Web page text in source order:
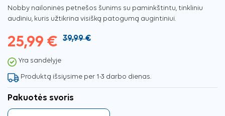
Nobby nailoninės petnešos šunims su paminkštintu, tinkliniu
audiniu, kuris užtikrina visišką patogumą augintiniui.
25,99 € 39,99 €
Yra sandėlyje
Produktą išsiųsime per 1-3 darbo dienas.
Pakuotės svoris